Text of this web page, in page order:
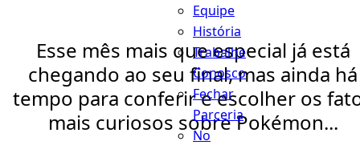
Equipe
História
Trabalhe
Conosco
Fechar
Parceria
No
Esse mês mais que especial já está
chegando ao seu final, mas ainda há
tempo para conferir e escolher os
mais curiosos sobre Pokémon...